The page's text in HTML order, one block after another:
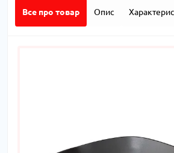
Все про товар Опис